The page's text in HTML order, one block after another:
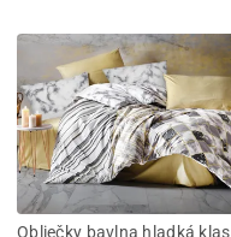
Obliečky bavlna hladká